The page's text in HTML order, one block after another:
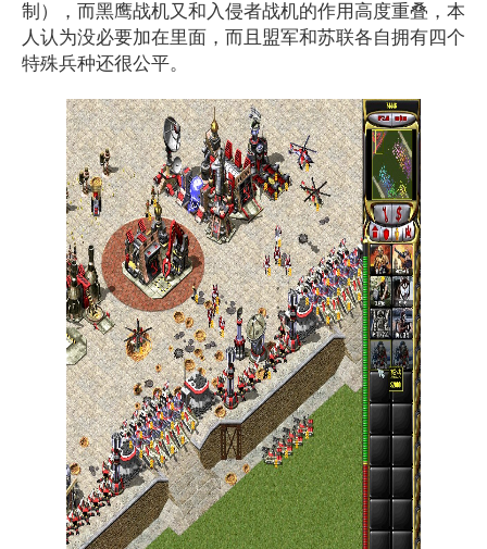
制），而黑鹰战机又和入侵者战机的作用高度重叠，本
人认为没必要加在里面，而且盟军和苏联各自拥有四个
特殊兵种还很公平。